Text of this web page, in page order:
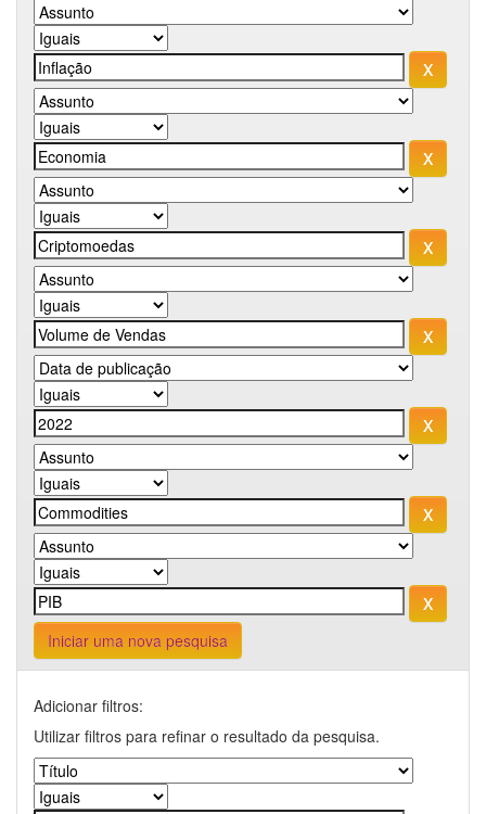
Iniciar uma nova pesquisa
Adicionar filtros:
Utilizar filtros para refinar o resultado da pesquisa.